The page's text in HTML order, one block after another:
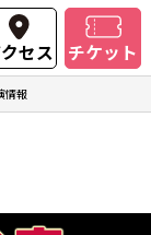
セス チケット
情報